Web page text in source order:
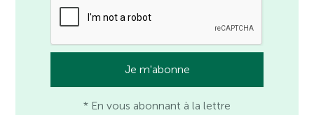
* En vous abonnant à la lettre